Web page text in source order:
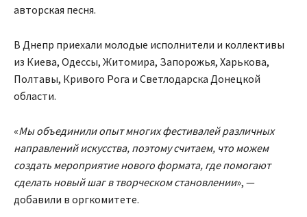
авторская песня.
В Днепр приехали молодые исполнители и коллективы
из Киева, Одессы, Житомира, Запорожья, Харькова,
Полтавы, Кривого Рога и Светлодарска Донецкой
области.
«Мы объединили опыт многих фестивалей различных
направлений искусства, поэтому считаем, что можем
создать мероприятие нового формата, где помогают
сделать новый шаг в творческом становлении», —
добавили в оргкомитете.